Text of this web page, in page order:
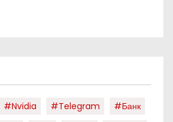
#nvidia #telegram
#банк